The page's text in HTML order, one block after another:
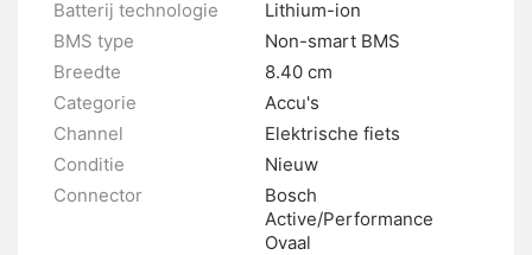
Batterij technologie
Lithium-ion
BMS type
Non-smart BMS
Breedte
8.40 cm
Categorie
Accu's
Channel
Elektrische fiets
Conditie
Nieuw
Connector
Bosch
Active/Performance
Ovaal